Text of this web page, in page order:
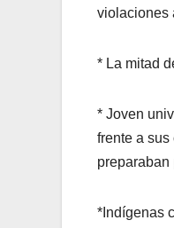
violaciones
* La mitad
* Joven
frente a
preparaban
*Indígenas